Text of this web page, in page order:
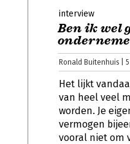
interview
Ben ik wel
Ronald Buitenhuis | 5
Het lijkt
van heel veel
worden. Je
vermogen
vooral niet om